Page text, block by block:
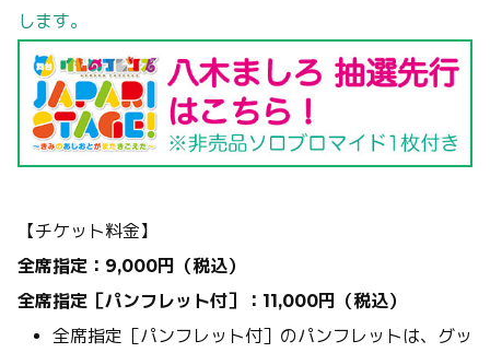
します。
【チケット料金】
全席指定：9,000円（税込）
全席指定［パンフレット付］：11,000円（税込）
全席指定［パンフレット付］のパンフレットは、グッ